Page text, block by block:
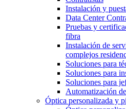
Instalación y
Data Center
Pruebas y
fibra
Instalación de
complejos
Soluciones para
Soluciones para
Soluciones para
Automatización
Óptica personalizada y